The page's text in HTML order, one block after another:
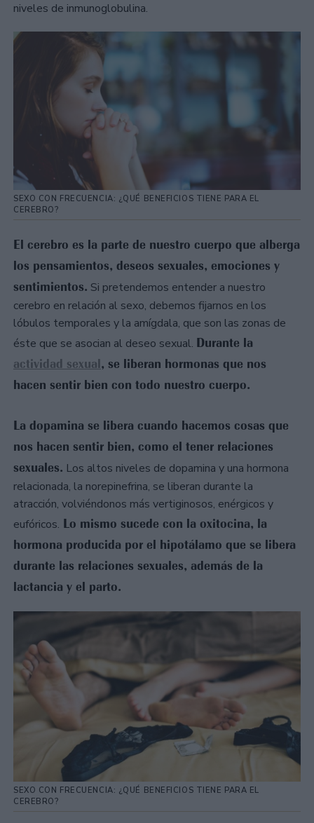
niveles de inmunoglobulina.
SEXO CON FRECUENCIA: ¿QUÉ BENEFICIOS TIENE PARA EL
CEREBRO?
El cerebro es la parte de nuestro cuerpo que alberga
los pensamientos, deseos sexuales, emociones y
sentimientos. Si pretendemos entender a nuestro
cerebro en relación al sexo, debemos fijarnos en los
lóbulos temporales y la amígdala, que son las zonas de
éste que se asocian al deseo sexual. Durante la
actividad sexual, se liberan hormonas que nos
hacen sentir bien con todo nuestro cuerpo.
La dopamina se libera cuando hacemos cosas que
nos hacen sentir bien, como el tener relaciones
sexuales. Los altos niveles de dopamina y una hormona
relacionada, la norepinefrina, se liberan durante la
atracción, volviéndonos más vertiginosos, enérgicos y
eufóricos. Lo mismo sucede con la oxitocina, la
hormona producida por el hipotálamo que se libera
durante las relaciones sexuales, además de la
lactancia y el parto.
SEXO CON FRECUENCIA: ¿QUÉ BENEFICIOS TIENE PARA EL
CEREBRO?